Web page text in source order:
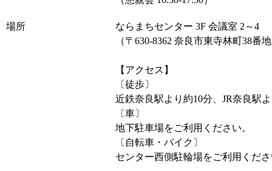
場所
ならまちセンター 3F 会議室 2～4
（〒630-8362 奈良市東寺林町38番
【アクセス】
〔徒歩〕
近鉄奈良駅より約10分、JR奈良駅
〔車〕
地下駐車場をご利用ください。
〔自転車・バイク〕
センター西側駐輪場をご利用くだ